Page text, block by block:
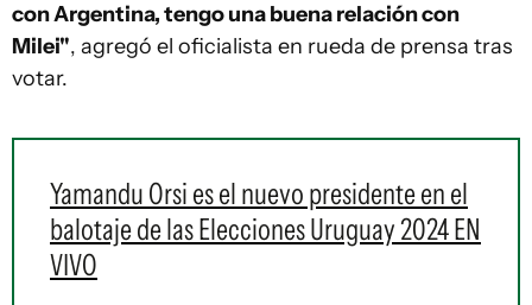
con Argentina, tengo una buena relación con
Milei", agregó el oficialista en rueda de prensa tras
votar.
Yamandu Orsi es el nuevo presidente en el
balotaje de las Elecciones Uruguay 2024 EN
VIVO